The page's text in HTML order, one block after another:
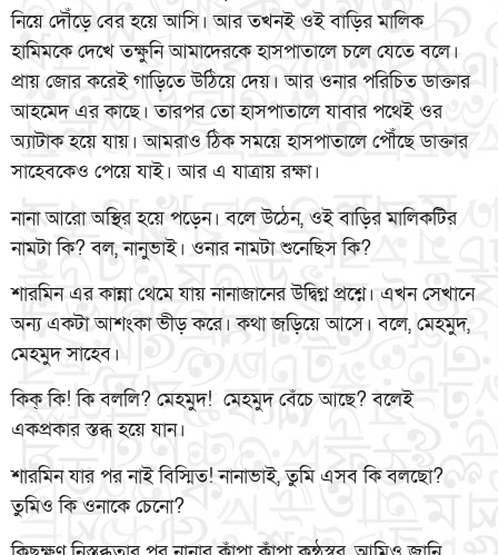
নিয়ে দৌঁড়ে বের হয়ে আসি। আর তখনই ওই বাড়ির মালিক
হামিমকে দেখে তক্ষুনি আমাদেরকে হাসপাতালে চলে যেতে বলে।
প্রায় জোর করেই গাড়িতে উঠিয়ে দেয়। আর ওনার পরিচিত ডাক্তার
আহমেদ এর কাছে। তারপর তো হাসপাতালে যাবার পথেই ওর
অ্যাটাক হয়ে যায়। আমরাও ঠিক সময়ে হাসপাতালে পৌঁছে ডাক্তার
সাহেবকেও পেয়ে যাই। আর এ যাত্রায় রক্ষা।
নানা আরো অস্থির হয়ে পড়েন। বলে উঠেন, ওই বাড়ির মালিকটির
নামটা কি? বল, নানুভাই। ওনার নামটা শুনেছিস কি?
শারমিন এর কান্না থেমে যায় নানাজানের উদ্বিগ্ন প্রশ্নে। এখন সেখানে
অন্য একটা আশংকা ভীড় করে। কথা জড়িয়ে আসে। বলে, মেহমুদ,
মেহমুদ সাহেব।
কিক্ কি! কি বললি? মেহমুদ! মেহমুদ বেঁচে আছে? বলেই
একপ্রকার স্তব্ধ হয়ে যান।
শারমিন যার পর নাই বিস্মিত! নানাভাই, তুমি এসব কি বলছো?
তুমিও কি ওনাকে চেনো?